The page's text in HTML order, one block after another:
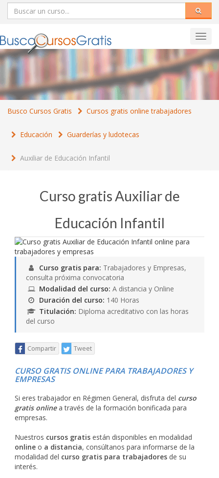
Busco Cursos Gratis Cursos gratis online trabajadores
Educación Guarderías y ludotecas
Auxiliar de Educación Infantil
Curso gratis Auxiliar de
Educación Infantil
Curso gratis para: Trabajadores y Empresas,
consulta próxima convocatoria
Modalidad del curso: A distancia y Online
Duración del curso: 140 Horas
Titulación: Diploma acreditativo con las horas
del curso
Compartir Tweet
CURSO GRATIS ONLINE PARA TRABAJADORES Y
EMPRESAS
Si eres trabajador en Régimen General, disfruta del curso
gratis onlinea través de la formación bonificada para
empresas.
Nuestros cursos gratis están disponibles en modalidad
online o a distancia, consúltanos para informarse de la
modalidad del curso gratis para trabajadores de su
interés.